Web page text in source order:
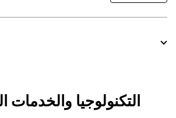
التكنولوجيا والخدمات